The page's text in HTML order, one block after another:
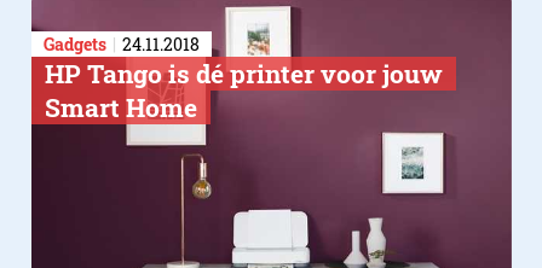
Gadgets 24.11.2018
HP Tango is dé printer voor jouw
Smart Home